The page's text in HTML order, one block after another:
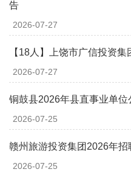
告
2026-07-27
【18人】上饶市广信投资
2026-07-27
铜鼓县2026年县直事业单
2026-07-25
赣州旅游投资集团2026年
2026-07-25